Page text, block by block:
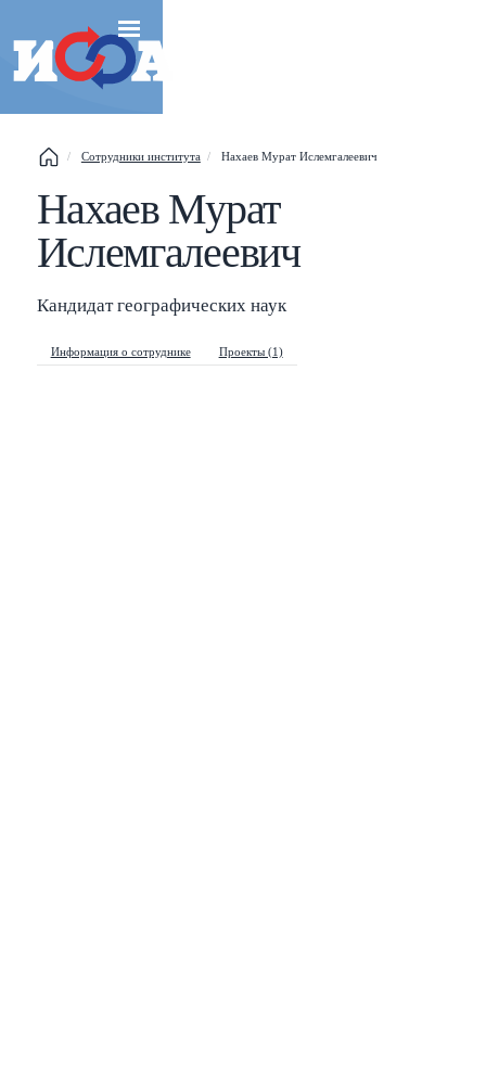
Сотрудники института Нахаев Мурат Ислемгалеевич
Нахаев Мурат
Ислемгалеевич
Кандидат географических наук
Информация о сотруднике Проекты (1)
This help popup Shift +
Search popup /
Navigate posts ←